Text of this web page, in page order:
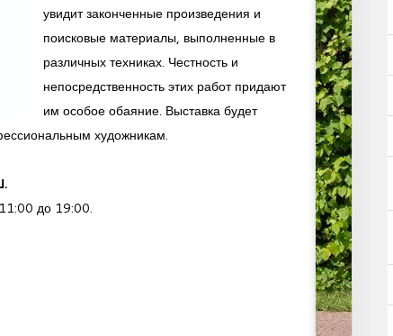
увидит законченные произведения и
поисковые материалы, выполненные в
различных техниках. Честность и
непосредственность этих работ придают
им особое обаяние. Выставка будет
художникам.
до 19:00.